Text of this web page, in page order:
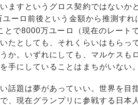
ますというグロス契約ではないか
ーロ前後という金額から推測すれ
とで8000万ユーロ（現在のレート
たとしても、それくらいはもらっ
か。いずれにしても、マルケスも
手にしていることはまちがいない。
話題は夢があっていい。世界を目
、現在グランプリに参戦する日本